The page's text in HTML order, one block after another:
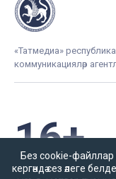
«Татмедиа»
коммуникацияләр
16+
Әлеге ресурста
Без cookie-
кергәндә сез әлеге